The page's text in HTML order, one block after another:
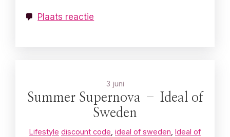
Plaats reactie
3 juni
Summer Supernova – Ideal of
Sweden
Lifestyle discount code ideal of sweden Ideal of